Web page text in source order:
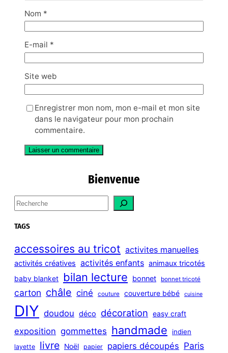
Nom *
E-mail *
Site web
Enregistrer mon nom, mon e-mail et mon site
dans le navigateur pour mon prochain
commentaire.
Bienvenue
S
e
a
c
h
TAGS
accessoires au tricot activites manuelles
activités créatives activités enfants animaux tricotés
baby blanket bilan lecture bonnet bonnet tricoté
carton châle ciné couture couverture bébé cuisine
DIY doudou déco décoration easy craft
exposition gommettes handmade indien
layette livre Noël papier papiers découpés Paris